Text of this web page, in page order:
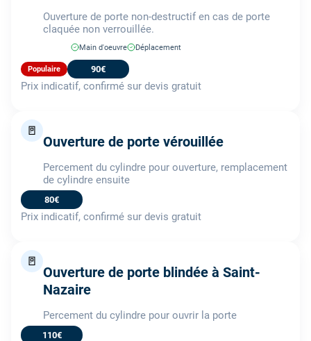
Ouverture de porte non-destructif en cas de porte
claquée non verrouillée.
Main d'oeuvre Déplacement
Populaire 90€
Prix indicatif, confirmé sur devis gratuit
🚪
Ouverture de porte vérouillée
Percement du cylindre pour ouverture, remplacement
de cylindre ensuite
80€
Prix indicatif, confirmé sur devis gratuit
🚪
Ouverture de porte blindée à Saint-
Nazaire
Percement du cylindre pour ouvrir la porte
110€